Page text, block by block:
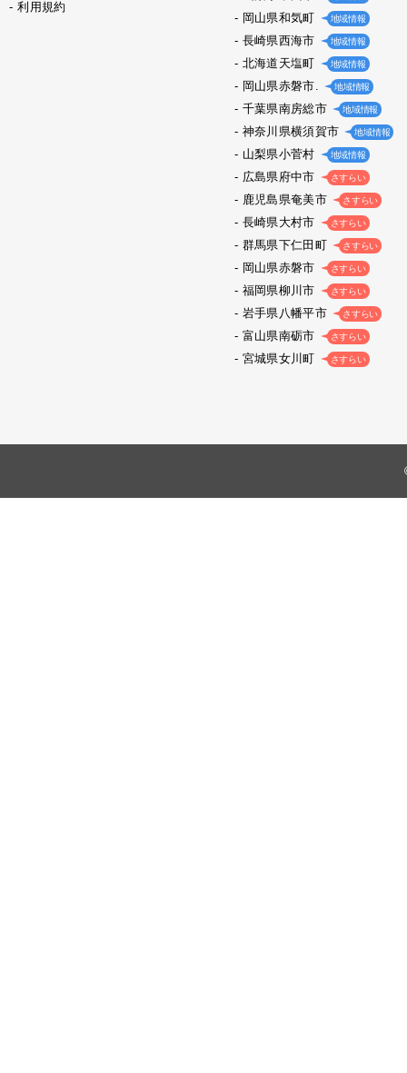
利用規約
岡山県和気町 地域情報
長崎県西海市 地域情報
北海道天塩町 地域情報
岡山県赤磐市. 地域情報
千葉県南房総市 地域情報
神奈川県横須賀市 地域情報
山梨県小菅村 地域情報
広島県府中市 さすらい
鹿児島県奄美市 さすらい
長崎県大村市 さすらい
群馬県下仁田町 さすらい
岡山県赤磐市 さすらい
福岡県柳川市 さすらい
岩手県八幡平市 さすらい
富山県南砺市 さすらい
宮城県女川町 さすらい